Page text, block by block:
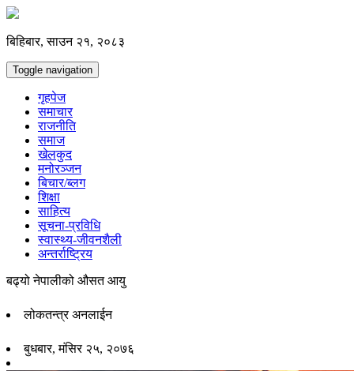
बिहिबार, साउन २१, २०८३
Toggle navigation
गृहपेज
समाचार
राजनीति
समाज
खेलकुद
मनोरञ्जन
बिचार/ब्लग
शिक्षा
साहित्य
सूचना-प्रविधि
स्वास्थ्य-जीवनशैली
अन्तर्राष्ट्रिय
बढ्यो नेपालीको औसत आयु
लोकतन्त्र अनलाईन
बुधबार, मंसिर २५, २०७६